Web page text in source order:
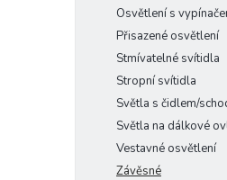
Osvětlení s
Přisazené osvětlení
Stmívatelné svítidla
Stropní svítidla
Světla s čidlem/
Světla na dálkové
Vestavné osvětlení
Závěsné